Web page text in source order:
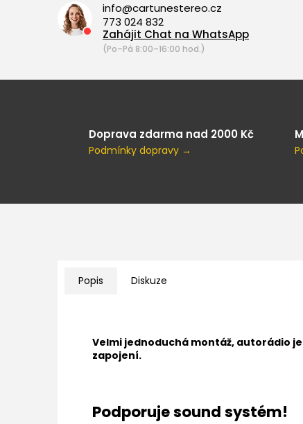
info@cartunestereo.cz
773 024 832
Zahájit Chat na WhatsApp
(Po–Pá 8:00–16:00 hod.)
Doprava zdarma nad 2000 Kč
Podmínky dopravy →
Popis Diskuze
Velmi jednoduchá montáž, autorádio
zapojení.
Podporuje sound systém!